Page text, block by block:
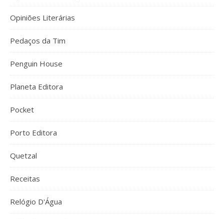
Opiniões Literárias
Pedaços da Tim
Penguin House
Planeta Editora
Pocket
Porto Editora
Quetzal
Receitas
Relógio D'Água